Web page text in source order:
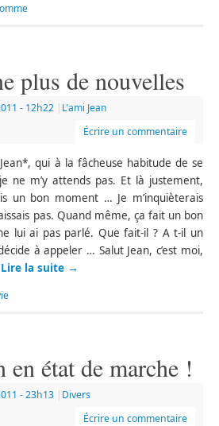
plus de nouvelles
- 12h22 | L'ami Jean
Écrire un commentaire
Jean*, qui à la fâcheuse habitude de se
ne m’y attends pas. Et là justement,
un bon moment … Je m’inquièterais
pas. Quand même, ça fait un bon
lui ai pas parlé. Que fait-il ? A t-il un
à appeler … Salut Jean, c’est moi,
Lire la suite →
état de marche !
- 23h13 | Divers
Écrire un commentaire